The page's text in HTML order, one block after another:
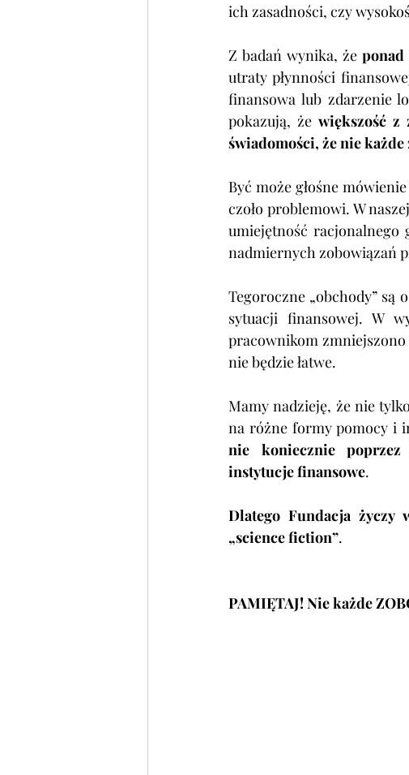
ich zasadności, czy
Z badań wynika, że ponad
utraty płynności
finansowa lub zdarzenie
pokazują, że większość z
świadomości, że nie
Być może głośne
czoło problemowi. W
umiejętność racjonalnego
nadmiernych zobowiązań
Tegoroczne „obchody” są
sytuacji finansowej. W
pracownikom zmniejszono
nie będzie łatwe.
Mamy nadzieję, że nie
nie koniecznie poprzez
instytucje finansowe.
Dlatego Fundacja życzy
„science fiction”.
PAMIĘTAJ! Nie każde